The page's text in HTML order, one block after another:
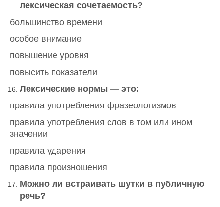
лексическая сочетаемость?
большинство времени
особое внимание
повышение уровня
повысить показатели
Лексические нормы — это:
правила употребления фразеологизмов
правила употребления слов в том или ином
значении
правила ударения
правила произношения
Можно ли встраивать шутки в публичную
речь?